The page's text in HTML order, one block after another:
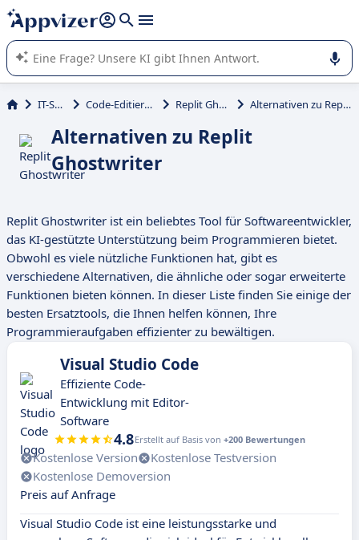
beantworten (mehrere Zeilen mit
Die KI von Appvizer führt Sie bei der Nutzung oder Auswahl
von SaaS-Software in Unternehmen.
IT-Service Code-Editierwerkzeuge Replit Ghostwriter Alternativen zu Replit Ghostwriter
Alternativen zu Replit
Ghostwriter
Replit Ghostwriter ist ein beliebtes Tool für Softwareentwickler,
das KI-gestützte Unterstützung beim Programmieren bietet.
Obwohl es viele nützliche Funktionen hat, gibt es
verschiedene Alternativen, die ähnliche oder sogar erweiterte
Funktionen bieten können. In dieser Liste finden Sie einige der
besten Ersatztools, die Ihnen helfen können, Ihre
Programmieraufgaben effizienter zu bewältigen.
Visual Studio Code
Effiziente Code-
Entwicklung mit Editor-
Software
4.8Erstellt auf Basis von +200 Bewertungen
Kostenlose Version
Kostenlose Testversion
Kostenlose Demoversion
Preis auf Anfrage
Visual Studio Code ist eine leistungsstarke und